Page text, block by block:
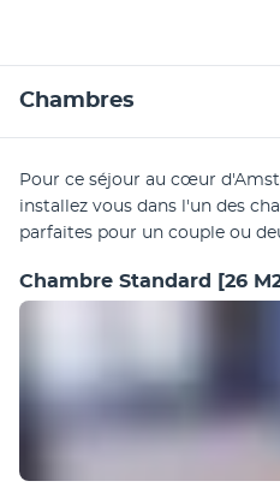
Chambres
Pour ce séjour au cœur
installez vous dans l'un des
parfaites pour un couple ou
Chambre Standard [26